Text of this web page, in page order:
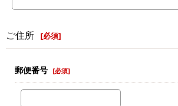
ご住所 [必須]
郵便番号 [必須]